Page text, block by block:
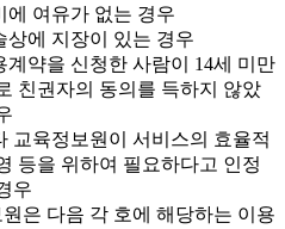
에 여유가 없는 경우
상에 지장이 있는 경우
계약을 신청한 사람이 14세 미만
친권자의 동의를 득하지 않았
교육정보원이 서비스의 효율적
등을 위하여 필요하다고 인정
우
은 다음 각 호에 해당하는 이용